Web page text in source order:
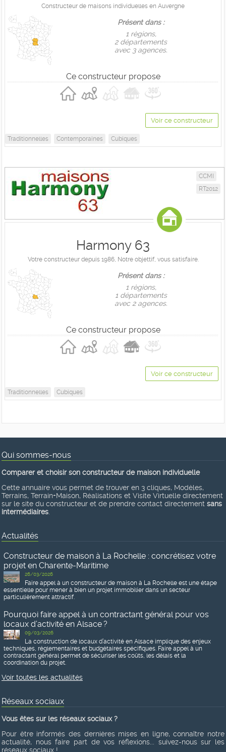
Constructeur de maisons individuelles en Auvergne
Présent dans :
1 règions,
2 départements
avec 3 agences.
Ce constructeur propose
Voir ce constructeur
Traditionnelles Contemporaines Cubiques
CCMI
RT2012
Harmony 63
Votre constructeur depuis 1986, Notre objettif, vous satisfaire.
Présent dans :
1 règions,
1 départements
avec 2 agences.
Ce constructeur propose
Voir ce constructeur
Traditionnelles Cubiques
Qui sommes-nous
Comparer et choisir son constructeur de maison individuelle
Cette annuaire vous permet de trouver en 3 cliques, Modèles,
Terrains, Terrain+Maison, Réalisations et Visite Virtuelle directement
sur le site du constructeur et de prendre contact directement sans
intermédiaires
Actualités
Constructeur de maison à La Rochelle : concrétisez votre
projet en Charente-Maritime
26/03/2026
Faire appel à un constructeur de maison à La Rochelle est une étape
essentielle pour mener à bien un projet immobilier dans un secteur
particulièrement attractif.
Pourquoi faire appel à un contractant général pour vos
locaux d’activité en Alsace ?
09/03/2026
La construction de locaux d’activité en Alsace implique des enjeux
techniques, réglementaires et budgétaires spécifiques. Faire appel à un
contractant général permet de sécuriser les coûts, les délais et la
coordination du projet.
Voir toutes les actualités
Réseaux sociaux
Vous êtes sur les réseaux sociaux ?
Pour être informés des dernières mises en ligne, connaître notre
actualité, nous faire part de vos réflexions... suivez-nous sur les
réseaux sociaux !